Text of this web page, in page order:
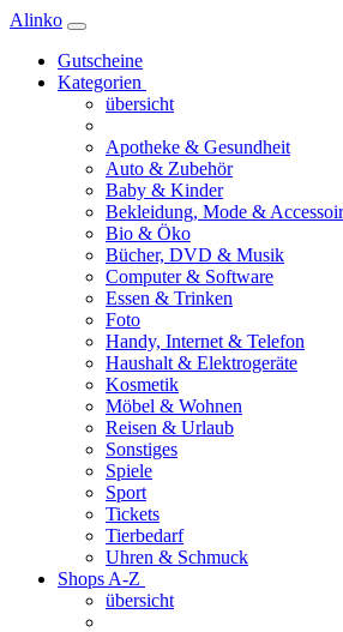
Alinko
Gutscheine
Kategorien
übersicht
Apotheke & Gesundheit
Auto & Zubehör
Baby & Kinder
Bekleidung, Mode &
Bio & Öko
Bücher, DVD & Musik
Computer & Software
Essen & Trinken
Foto
Handy, Internet & Telefon
Haushalt & Elektrogeräte
Kosmetik
Möbel & Wohnen
Reisen & Urlaub
Sonstiges
Spiele
Sport
Tickets
Tierbedarf
Uhren & Schmuck
Shops A-Z
übersicht